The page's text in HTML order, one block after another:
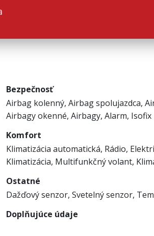
Bezpečnosť
Airbag kolenný, Airbag spolujazdca,
Airbagy okenné, Airbagy, Alarm, Isofix
Komfort
Klimatizácia automatická, Rádio,
Klimatizácia, Multifunkčný volant,
Ostatné
Dažďový senzor, Svetelný senzor,
Doplňujúce údaje